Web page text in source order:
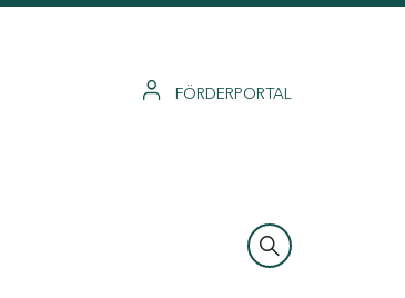
FÖRDERPORTAL